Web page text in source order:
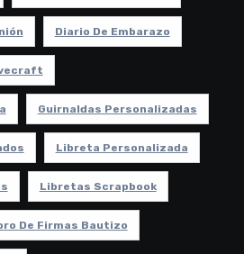
Diario De Embarazo
Guirnaldas Personalizadas
Libreta Personalizada
Libretas Scrapbook
De Firmas Bautizo